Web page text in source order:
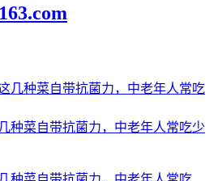
种菜自带抗菌力，中老年人常吃少